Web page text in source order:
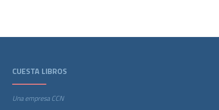
CUESTA LIBROS
Una empresa CCN